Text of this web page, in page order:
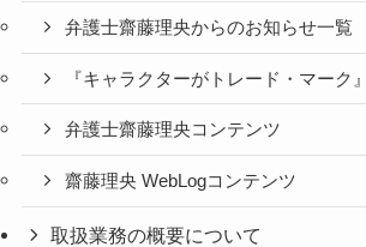
弁護士齋藤理央からのお知らせ一覧
『キャラクターがトレード・マーク
弁護士齋藤理央コンテンツ
齋藤理央 WebLogコンテンツ
取扱業務の概要について